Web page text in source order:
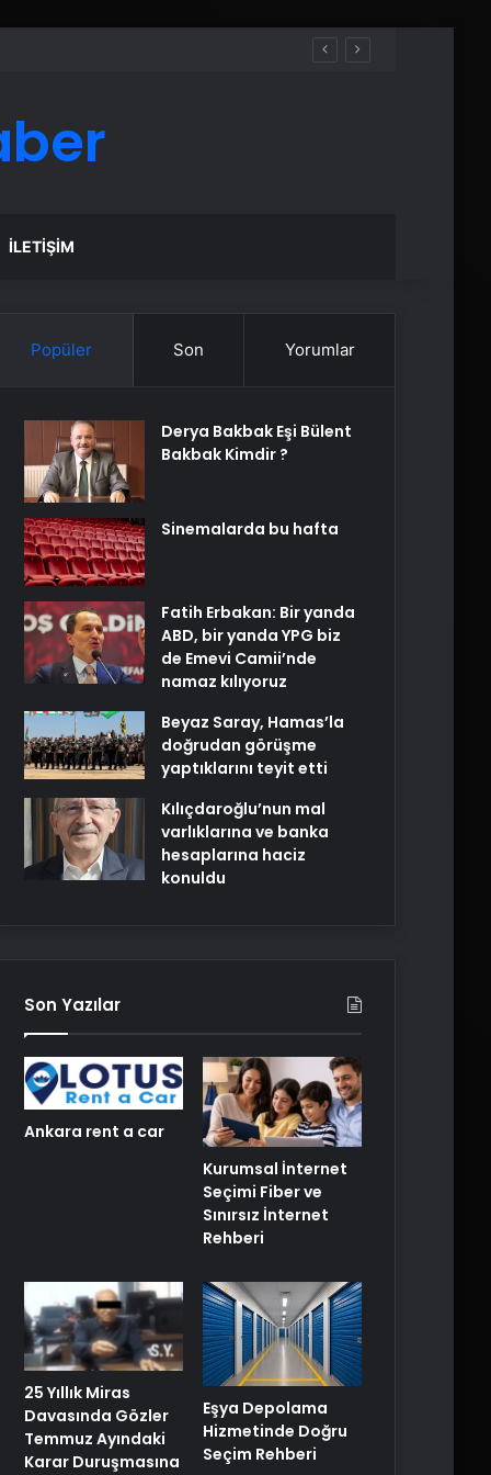
İLETIŞIM
Popüler Son Yorumlar
Derya Bakbak Eşi Bülent
Bakbak Kimdir ?
Sinemalarda bu hafta
Fatih Erbakan: Bir yanda
ABD, bir yanda YPG biz
de Emevi Camii’nde
namaz kılıyoruz
Beyaz Saray, Hamas’la
doğrudan görüşme
yaptıklarını teyit etti
Kılıçdaroğlu’nun mal
varlıklarına ve banka
hesaplarına haciz
konuldu
Son Yazılar
Ankara rent a car
Kurumsal İnternet
Seçimi Fiber ve
Sınırsız İnternet
Rehberi
25 Yıllık Miras
Davasında Gözler
Temmuz Ayındaki
Karar Duruşmasına
Eşya Depolama
Hizmetinde Doğru
Seçim Rehberi